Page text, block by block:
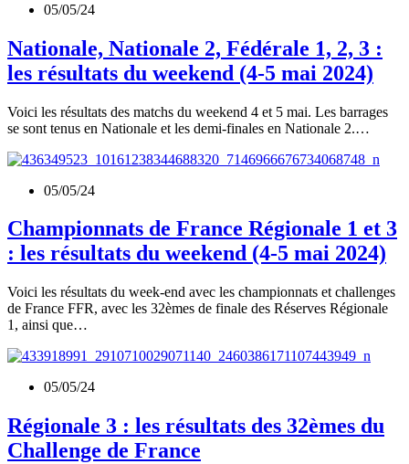
05/05/24
Nationale, Nationale 2, Fédérale 1, 2, 3 :
les résultats du weekend (4-5 mai 2024)
Voici les résultats des matchs du weekend 4 et 5 mai. Les barrages
se sont tenus en Nationale et les demi-finales en Nationale 2.…
05/05/24
Championnats de France Régionale 1 et 3
: les résultats du weekend (4-5 mai 2024)
Voici les résultats du week-end avec les championnats et challenges
de France FFR, avec les 32èmes de finale des Réserves Régionale
1, ainsi que…
05/05/24
Régionale 3 : les résultats des 32èmes du
Challenge de France